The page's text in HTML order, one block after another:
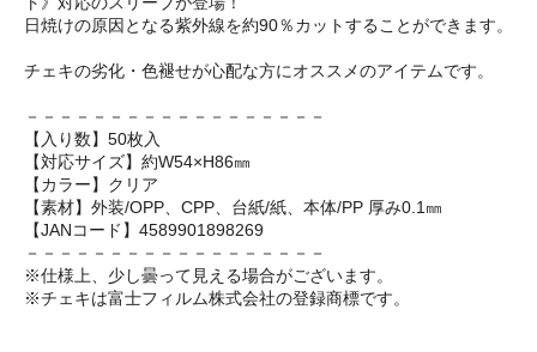
日焼けの原因となる紫外線を約90％カットすることができます。
チェキの劣化・色褪せが心配な方にオススメのアイテムです。
－－－－－－－－－－－－－－－－－－
【入り数】50枚入
【対応サイズ】約W54×H86㎜
【カラー】クリア
【素材】外装/OPP、CPP、台紙/紙、本体/PP 厚み0.1㎜
【JANコード】4589901898269
－－－－－－－－－－－－－－－－－－
※仕様上、少し曇って見える場合がございます。
※チェキは富士フィルム株式会社の登録商標です。